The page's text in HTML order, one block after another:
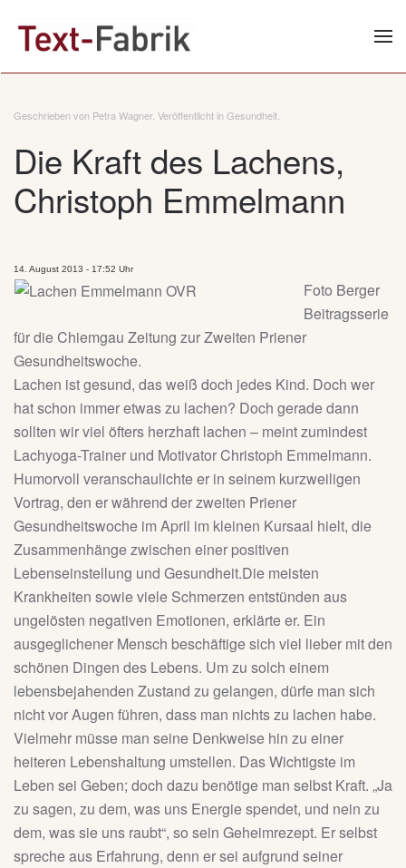
Zum Hauptinhalt springen
Geschrieben von Petra Wagner. Veröffentlicht inGesundheit
Die Kraft des Lachens,
Christoph Emmelmann
14. August 2013 - 17:52 Uhr
Foto Berger
Beitragsserie
für die Chiemgau Zeitung zur Zweiten Priener
Gesundheitswoche.
Lachen ist gesund, das weiß doch jedes Kind. Doch wer
hat schon immer etwas zu lachen? Doch gerade dann
sollten wir viel öfters herzhaft lachen – meint zumindest
Lachyoga-Trainer und Motivator Christoph Emmelmann.
Humorvoll veranschaulichte er in seinem kurzweiligen
Vortrag, den er während der zweiten Priener
Gesundheitswoche im April im kleinen Kursaal hielt, die
Zusammenhänge zwischen einer positiven
Lebenseinstellung und Gesundheit.Die meisten
Krankheiten sowie viele Schmerzen entstünden aus
ungelösten negativen Emotionen, erklärte er. Ein
ausgeglichener Mensch beschäftige sich viel lieber mit den
schönen Dingen des Lebens. Um zu solch einem
lebensbejahenden Zustand zu gelangen, dürfe man sich
nicht vor Augen führen, dass man nichts zu lachen habe.
Vielmehr müsse man seine Denkweise hin zu einer
heiteren Lebenshaltung umstellen. Das Wichtigste im
Leben sei Geben; doch dazu benötige man selbst Kraft. „Ja
zu sagen, zu dem, was uns Energie spendet, und nein zu
dem, was sie uns raubt“, so sein Geheimrezept. Er selbst
spreche aus Erfahrung, denn er sei aufgrund seiner